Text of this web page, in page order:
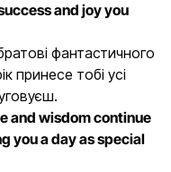
and joy you
фантастичного
принесе тобі усі
and wisdom continue
you a day as special